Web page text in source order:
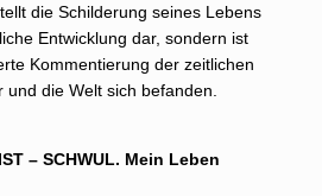
die Schilderung seines Lebens
Entwicklung dar, sondern ist
Kommentierung der zeitlichen
die Welt sich befanden.
– SCHWUL. Mein Leben